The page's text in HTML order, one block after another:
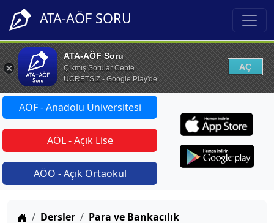
ATA-AÖF SORU
ATA-AÖF Soru
Çıkmış Sorular Cepte
ÜCRETSİZ - Google Play'de
AÇ
AÖF - Anadolu Üniversitesi
AÖL - Açık Lise
AÖO - Açık Ortaokul
Anasayfa
Dersler Para ve Bankacılık